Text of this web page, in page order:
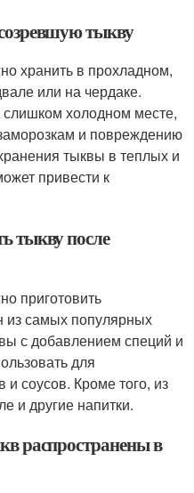
тыкву
хранить в прохладном,
или на чердаке.
холодном месте,
и повреждению
тыквы в теплых и
привести к
тыкву после
приготовить
из самых популярных
с добавлением специй и
для
и соусов. Кроме того, из
и другие напитки.
распространены в